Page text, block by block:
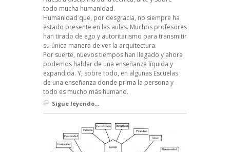
todo mucha humanidad.
Humanidad que, por desgracia, no siempre ha
estado presente en las aulas. Muchos profesores
han tirado de ego y autoritarismo para transmitir
su única manera de ver la arquitectura.
Por suerte, nuevos tiempos han llegado y ahora
podemos hablar de una enseñanza líquida y
expandida. Y, sobre todo, en algunas Escuelas
de una enseñanza donde prima la persona y
todo es mucho más humano.
Sigue leyendo...